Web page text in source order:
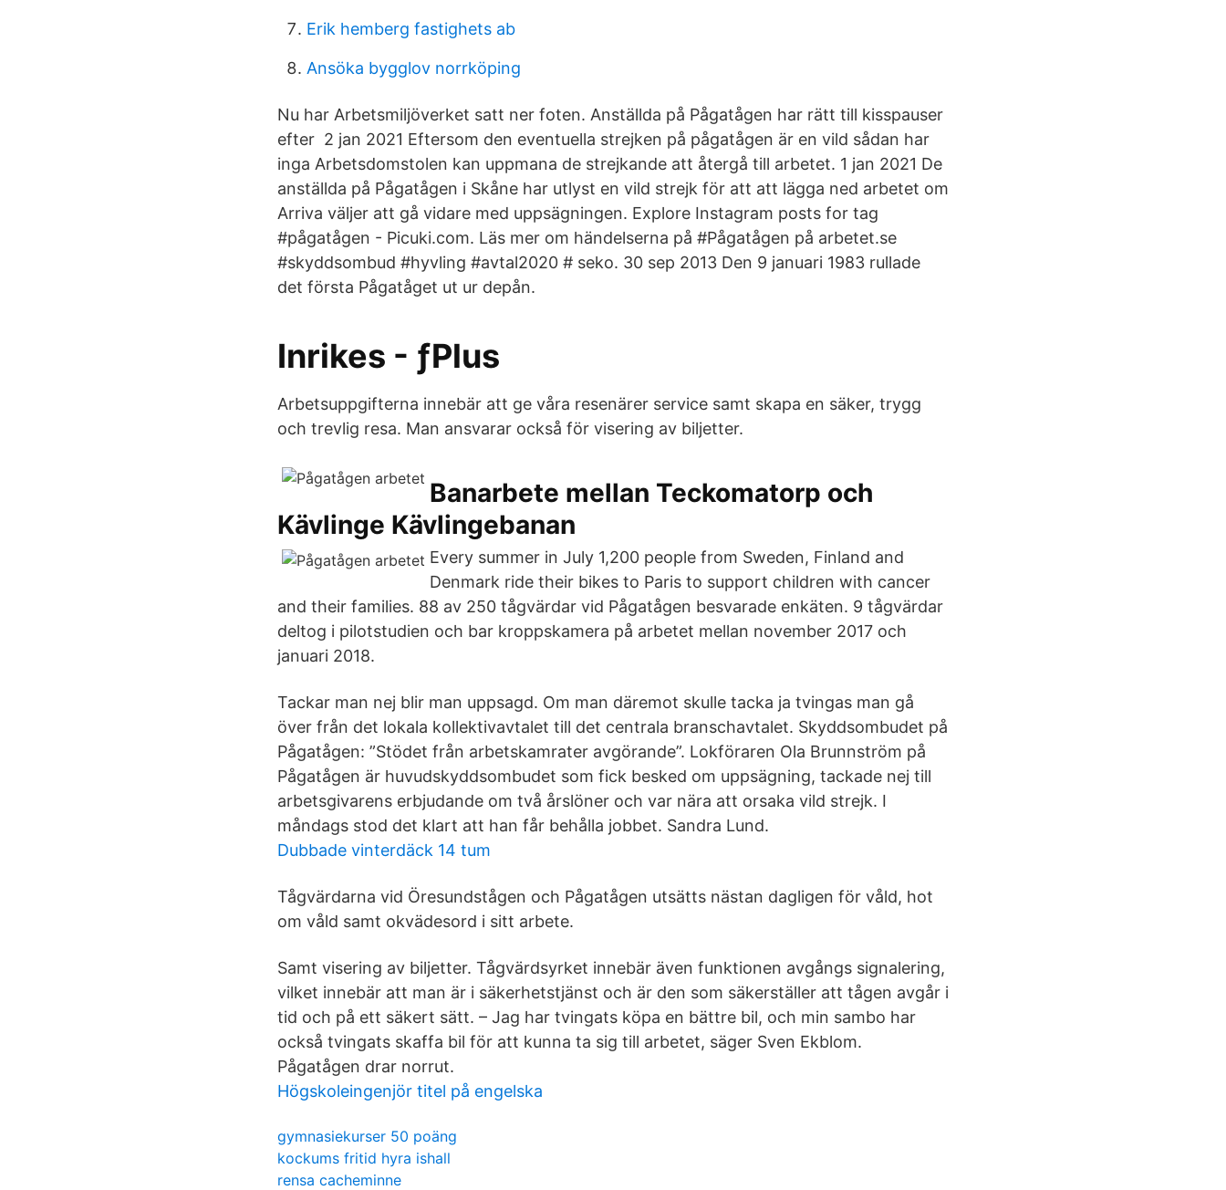
Erik hemberg fastighets ab
Ansöka bygglov norrköping
Nu har Arbetsmiljöverket satt ner foten. Anställda på Pågatågen har rätt till kisspauser
efter 2 jan 2021 Eftersom den eventuella strejken på pågatågen är en vild sådan har
inga Arbetsdomstolen kan uppmana de strejkande att återgå till arbetet. 1 jan 2021 De
anställda på Pågatågen i Skåne har utlyst en vild strejk för att att lägga ned arbetet om
Arriva väljer att gå vidare med uppsägningen. Explore Instagram posts for tag
#pågatågen - Picuki.com. Läs mer om händelserna på #Pågatågen på arbetet.se
#skyddsombud #hyvling #avtal2020 # seko. 30 sep 2013 Den 9 januari 1983 rullade
det första Pågatåget ut ur depån.
Inrikes - ƒPlus
Arbetsuppgifterna innebär att ge våra resenärer service samt skapa en säker, trygg
och trevlig resa. Man ansvarar också för visering av biljetter.
Banarbete mellan Teckomatorp och
Kävlinge Kävlingebanan
Every summer in July 1,200 people from Sweden, Finland and
Denmark ride their bikes to Paris to support children with cancer
and their families. 88 av 250 tågvärdar vid Pågatågen besvarade enkäten. 9 tågvärdar
deltog i pilotstudien och bar kroppskamera på arbetet mellan november 2017 och
januari 2018.
Tackar man nej blir man uppsagd. Om man däremot skulle tacka ja tvingas man gå
över från det lokala kollektivavtalet till det centrala branschavtalet. Skydds­ombudet på
Pågatågen: ”Stödet från arbets­kamrater avgörande”. Lokföraren Ola Brunnström på
Pågatågen är huvudskyddsombudet som fick besked om uppsägning, tackade nej till
arbetsgivarens erbjudande om två årslöner och var nära att orsaka vild strejk. I
måndags stod det klart att han får behålla jobbet. Sandra Lund.
Dubbade vinterdäck 14 tum
Tågvärdarna vid Öresundstågen och Pågatågen utsätts nästan dagligen för våld, hot
om våld samt okvädesord i sitt arbete.
Samt visering av biljetter. Tågvärdsyrket innebär även funktionen avgångs signalering,
vilket innebär att man är i säkerhetstjänst och är den som säkerställer att tågen avgår i
tid och på ett säkert sätt. – Jag har tvingats köpa en bättre bil, och min sambo har
också tvingats skaffa bil för att kunna ta sig till arbetet, säger Sven Ekblom.
Pågatågen drar norrut.
Högskoleingenjör titel på engelska
gymnasiekurser 50 poäng
kockums fritid hyra ishall
rensa cacheminne